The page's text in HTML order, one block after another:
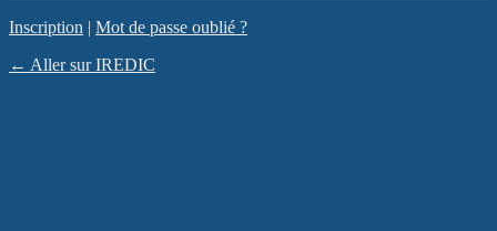
Inscription | Mot de passe oublié ?
← Aller sur IREDIC